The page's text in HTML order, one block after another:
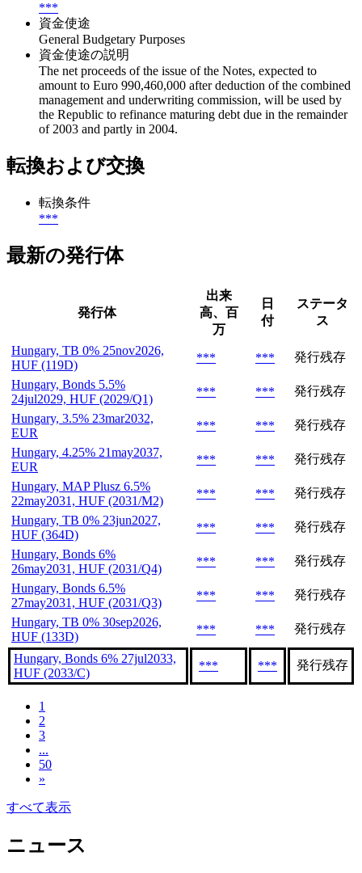
***
資金使途
General Budgetary Purposes
資金使途の説明
The net proceeds of the issue of the Notes, expected to
amount to Euro 990,460,000 after deduction of the combined
management and underwriting commission, will be used by
the Republic to refinance maturing debt due in the remainder
of 2003 and partly in 2004.
転換および交換
転換条件
***
最新の発行体
発行体
出来
高、百
万
日
付
ステータ
ス
Hungary, TB 0% 25nov2026,
HUF (119D)
*** ***
発行残存
Hungary, Bonds 5.5%
24jul2029, HUF (2029/Q1)
*** ***
発行残存
Hungary, 3.5% 23mar2032,
EUR
*** ***
発行残存
Hungary, 4.25% 21may2037,
EUR
*** ***
発行残存
Hungary, MAP Plusz 6.5%
22may2031, HUF (2031/M2)
*** ***
発行残存
Hungary, TB 0% 23jun2027,
HUF (364D)
*** ***
発行残存
Hungary, Bonds 6%
26may2031, HUF (2031/Q4)
*** ***
発行残存
Hungary, Bonds 6.5%
27may2031, HUF (2031/Q3)
*** ***
発行残存
Hungary, TB 0% 30sep2026,
HUF (133D)
*** *** 発行残存
Hungary, Bonds 6% 27jul2033,
HUF (2033/C)
*** *** 発行残存
1
2
3
...
50
»
すべて表示
ニュース